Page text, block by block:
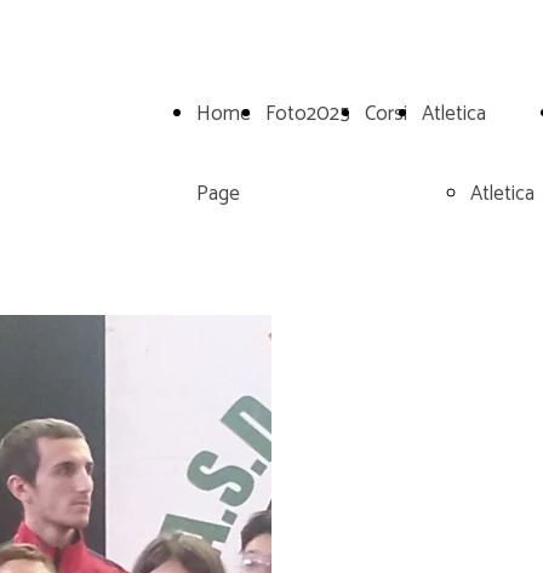
Home
Page
Foto2025 Corsi Atletica
Atletica